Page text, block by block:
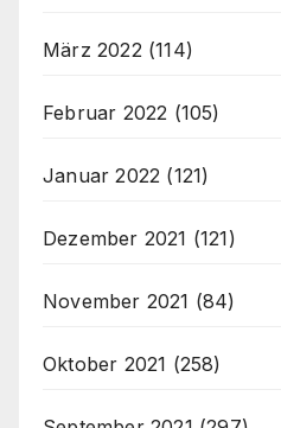
März 2022 (114)
Februar 2022 (105)
Januar 2022 (121)
Dezember 2021 (121)
November 2021 (84)
Oktober 2021 (258)